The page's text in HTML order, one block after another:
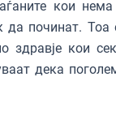
кои
да починат. Тоа
здравје кои
дека